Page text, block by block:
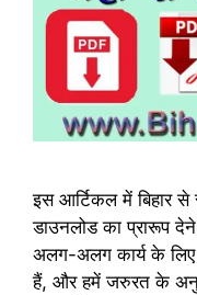
इस आर्टिकल में बिहार
डाउनलोड का प्रारूप
अलग-अलग कार्य के
हैं, और हमें जरुरत के